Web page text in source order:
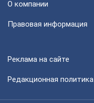
О компании
Правовая информация
Реклама на сайте
Редакционная политика